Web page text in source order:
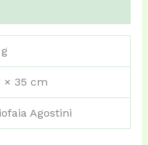
× 35 cm
Agostini